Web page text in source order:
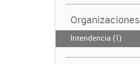
Organizaciones
Intendencia (1)